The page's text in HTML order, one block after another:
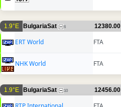
1.9°E BulgariaSat 6 12380.00
ERT World FTA
NHK World FTA
1.9°E BulgariaSat 10 12456.00